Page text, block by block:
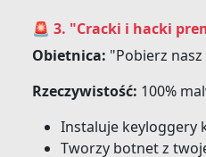
🚨 3. "Cracki i hacki
Obietnica: "Pobierz
Rzeczywistość: 100%
Instaluje keyloggery
Tworzy botnet z